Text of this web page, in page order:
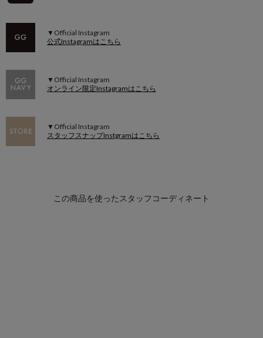
▼Official Instagram
公式Instagramはこちら
▼Official Instagram
オンライン限定Instagramはこちら
▼Official Instagram
スタッフスナップInstgramはこちら